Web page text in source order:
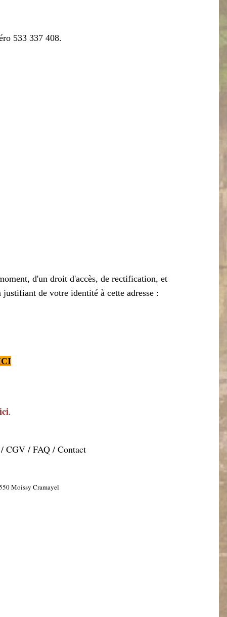
533 337 408.
d'un droit d'accès, de rectification, et
de votre identité à cette adresse :
.
CGV/ FAQ/ Contact
Moissy Cramayel